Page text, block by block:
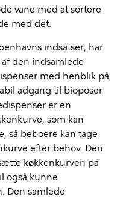
vane med at sortere
med det.
indsatser, har
den indsamlede
med henblik på
adgang til bioposer
er en
som kan
så beboere kan tage
efter behov. Den
køkkenkurven på
også kunne
Den samlede